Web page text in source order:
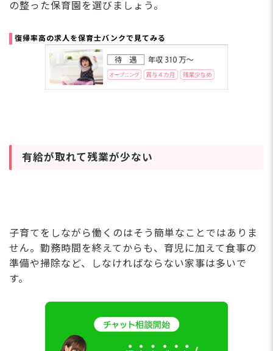
の整った保育園を選びましょう。
復帰率高の求人を保育士バンクで見てみる
有給が取れて残業が少ない
子育てをしながら働くのはそう簡単なことではありま
せん。勤務時間を終えてからも、育児に加えて食事の
準備や掃除など、しなければならない家事は多いで
す。